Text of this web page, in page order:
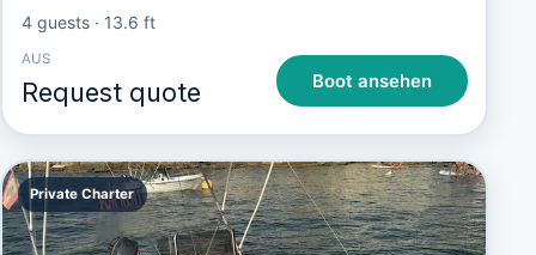
4 guests· 13.6 ft
AUS
Request quote Boot ansehen
Private Charter